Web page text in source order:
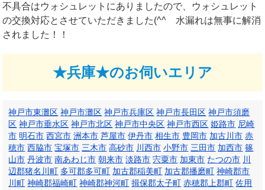
不具合はウォシュレットにありましたので、ウォシュレット
の交換対応とさせていただきました(^^ゞ水漏れは無事に解消
されました！！
★兵庫★のお伺いエリア
神戸市東灘区 神戸市灘区 神戸市兵庫区 神戸市長田区 神戸市須磨
区 神戸市垂水区 神戸市北区 神戸市中央区 神戸市西区 姫路市 尼崎
市 明石市 西宮市 洲本市 芦屋市 伊丹市 相生市 豊岡市 加古川市 赤
穂市 西脇市 宝塚市 三木市 高砂市 川西市 小野市 三田市 加西市 篠
山市 丹波市 南あわじ市 朝来市 淡路市 宍粟市 加東市 たつの市 川
辺郡猪名川町 多可郡多可町 加古郡稲美町 加古郡播磨町 神崎郡市
川町 神崎郡福崎町 神崎郡神河町 揖保郡太子町 赤穂郡上郡町 佐用